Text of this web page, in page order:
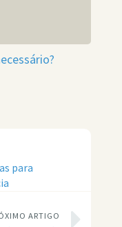
para
ARTIGO